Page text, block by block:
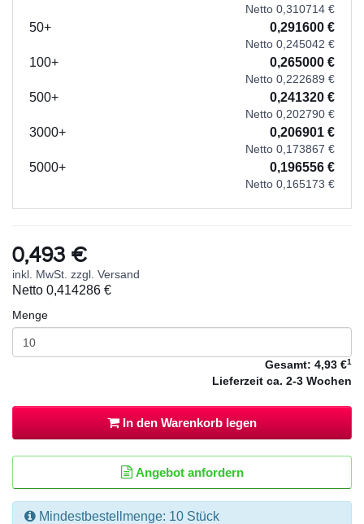
Netto 0,310714 €
50+ 0,291600 €
Netto 0,245042 €
100+ 0,265000 €
Netto 0,222689 €
500+ 0,241320 €
Netto 0,202790 €
3000+ 0,206901 €
Netto 0,173867 €
5000+ 0,196556 €
Netto 0,165173 €
0,493 €
inkl. MwSt. zzgl. Versand
Netto 0,414286 €
Menge
Gesamt: 4,93 €1
Lieferzeit ca. 2-3 Wochen
In den Warenkorb legen
Angebot anfordern
Mindestbestellmenge: 10 Stück